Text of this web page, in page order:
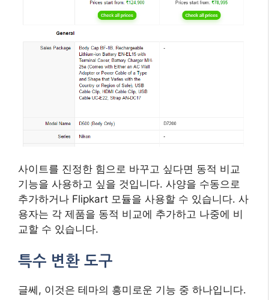
사이트를 진정한 힘으로 바꾸고 싶다면 동적 비교
기능을 사용하고 싶을 것입니다. 사양을 수동으로
추가하거나 Flipkart 모듈을 사용할 수 있습니다. 사
용자는 각 제품을 동적 ​​비교에 추가하고 나중에 비
교할 수 있습니다.
특수 변환 도구
글쎄, 이것은 테마의 흥미로운 기능 중 하나입니다.